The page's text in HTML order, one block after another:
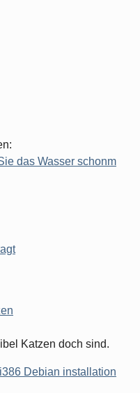
das Wasser schonm
Katzen doch sind.
Debian installation